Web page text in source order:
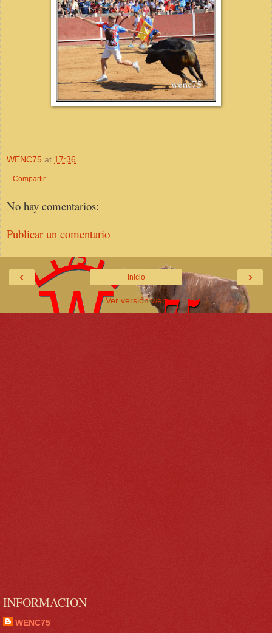
WENC75 at 17:36
Compartir
No hay comentarios:
Publicar un comentario
‹ ›
Inicio
Ver versión web
INFORMACION
WENC75